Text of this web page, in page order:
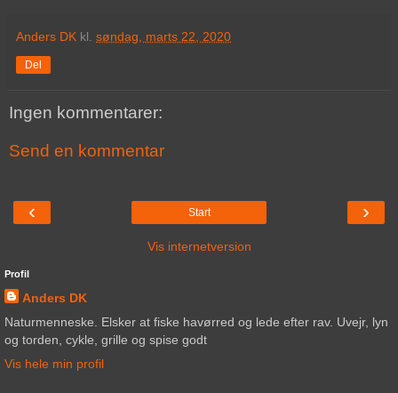
Anders DK kl. søndag, marts 22, 2020
Del
Ingen kommentarer:
Send en kommentar
‹ ›
Start
Vis internetversion
Profil
Anders DK
Naturmenneske. Elsker at fiske havørred og lede efter rav. Uvejr, lyn
og torden, cykle, grille og spise godt
Vis hele min profil